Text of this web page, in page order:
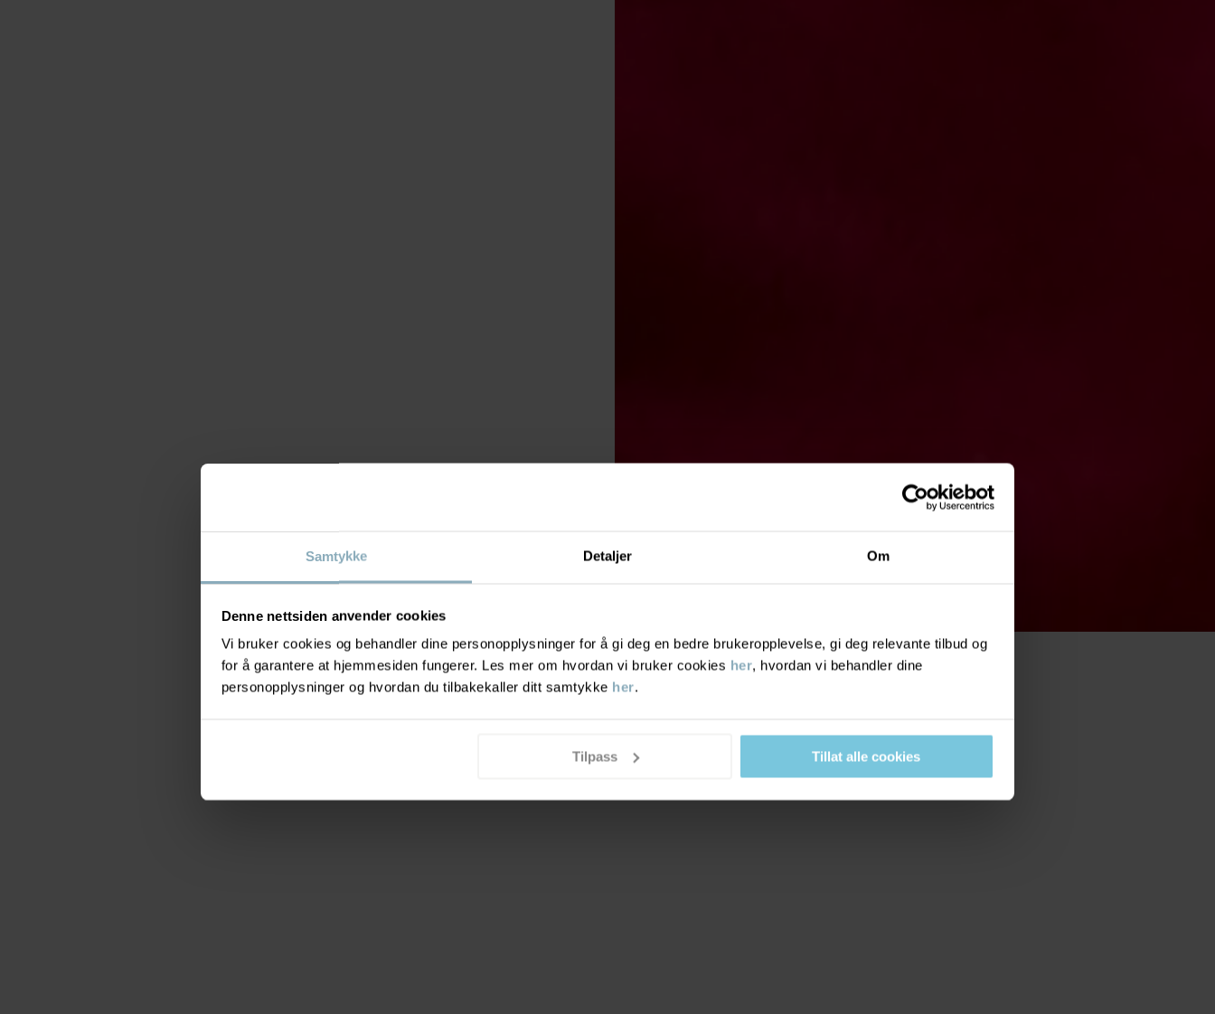
Samtykke Detaljer Om
Denne nettsiden anvender cookies
Vi bruker cookies og behandler dine personopplysninger for å gi deg en bedre brukeropplevelse, gi deg relevante tilbud og
for å garantere at hjemmesiden fungerer. Les mer om hvordan vi bruker cookies her, hvordan vi behandler dine
personopplysninger og hvordan du tilbakekaller ditt samtykke her.
Tilpass Tillat alle cookies